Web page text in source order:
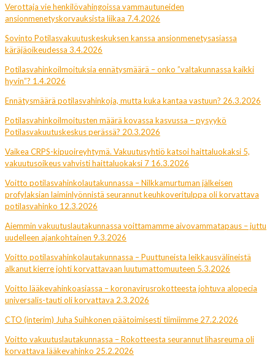
Verottaja vie henkilövahingoissa vammautuneiden
ansionmenetyskorvauksista liikaa 7.4.2026
Sovinto Potilasvakuutuskeskuksen kanssa ansionmenetysasiassa
käräjäoikeudessa 3.4.2026
Potilasvahinkoilmoituksia ennätysmäärä – onko ”valtakunnassa kaikki
hyvin”? 1.4.2026
Ennätysmäärä potilasvahinkoja, mutta kuka kantaa vastuun? 26.3.2026
Potilasvahinkoilmoitusten määrä kovassa kasvussa – pysyykö
Potilasvakuutuskeskus perässä? 20.3.2026
Vaikea CRPS-kipuoireyhtymä. Vakuutusyhtiö katsoi haittaluokaksi 5,
vakuutusoikeus vahvisti haittaluokaksi 7 16.3.2026
Voitto potilasvahinkolautakunnassa – Nilkkamurtuman jälkeisen
profylaksian laiminlyönnistä seurannut keuhkoveritulppa oli korvattava
potilasvahinko 12.3.2026
Aiemmin vakuutuslautakunnassa voittamamme aivovammatapaus – juttu
uudelleen ajankohtainen 9.3.2026
Voitto potilasvahinkolautakunnassa – Puuttuneista leikkausvälineistä
alkanut kierre johti korvattavaan luutumattomuuteen 5.3.2026
Voitto lääkevahinkoasiassa – koronavirusrokotteesta johtuva alopecia
universalis-tauti oli korvattava 2.3.2026
CTO (interim) Juha Suihkonen päätoimisesti tiimiimme 27.2.2026
Voitto vakuutuslautakunnassa – Rokotteesta seurannut lihasreuma oli
korvattava lääkevahinko 25.2.2026